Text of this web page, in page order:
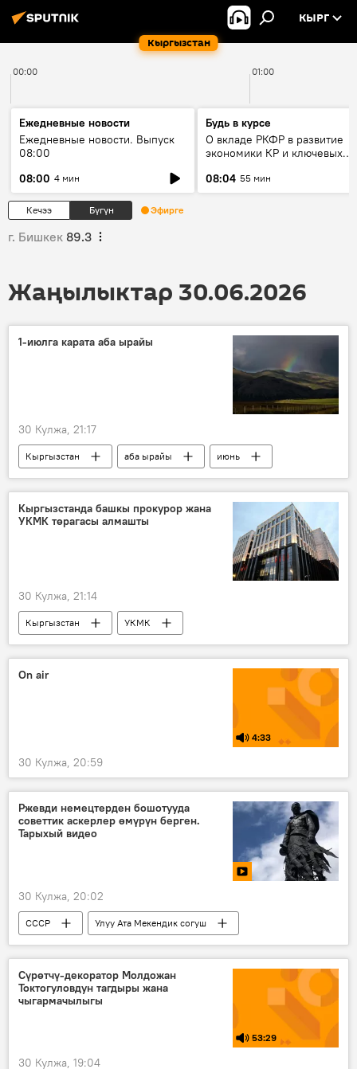
Кыргызстан
КЫРГ
00:00 01:00
Ежедневные новости
Ежедневные новости. Выпуск
08:00
08:00 4 мин
Будь в курсе
О вкладе РКФР в развитие
экономики КР и ключевых
08:04 55 мин
Кечээ Бүгүн Эфирге
г. Бишкек 89.3
Жаңылыктар 30.06.2026
1-июлга карата аба ырайы
30 Кулжа, 21:17
Кыргызстан аба ырайы
июнь
шамал
нөшөр
Кыргызстанда башкы прокурор жана
УКМК төрагасы алмашты
30 Кулжа, 21:14
Кыргызстан
УКМК
Башкы прокурор
кызмат
On air
4:33
30 Кулжа, 20:59
Ржевди немецтерден бошотууда
советтик аскерлер өмүрүн берген.
Тарыхый видео
30 Кулжа, 20:02
СССР
Улуу Ата Мекендик согуш
Ржев салгылашы
Владимир Путин
Сүрөтчү-декоратор Молдожан
Токтогуловдун тагдыры жана
чыгармачылыгы
53:29
30 Кулжа, 19:04